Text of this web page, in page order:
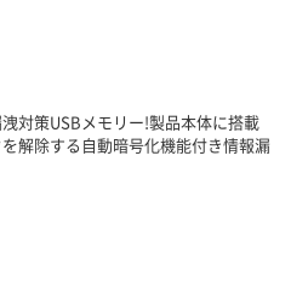
対策USBメモリー!製品本体に搭載
解除する自動暗号化機能付き情報漏